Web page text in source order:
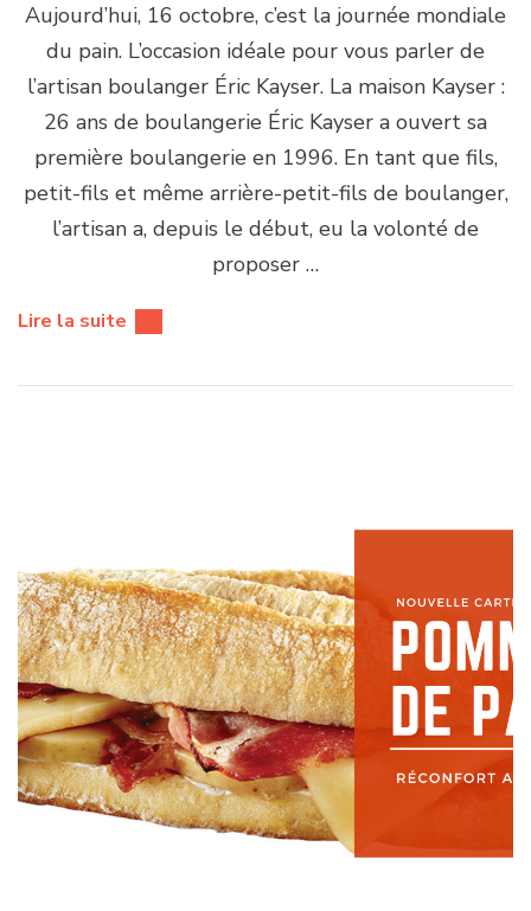
Aujourd’hui, 16 octobre, c’est la journée mondiale
du pain. L’occasion idéale pour vous parler de
l’artisan boulanger Éric Kayser. La maison Kayser :
26 ans de boulangerie Éric Kayser a ouvert sa
première boulangerie en 1996. En tant que fils,
petit-fils et même arrière-petit-fils de boulanger,
l’artisan a, depuis le début, eu la volonté de
proposer …
Lire la suite